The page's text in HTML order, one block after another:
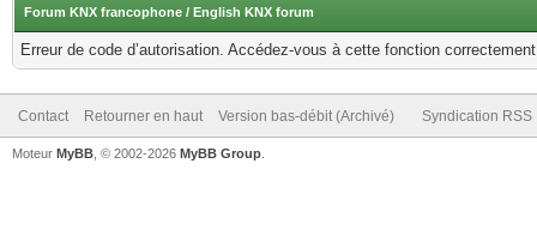
Forum KNX francophone / English KNX forum
Erreur de code d’autorisation. Accédez-vous à cette fonction
Contact Retourner en haut Version bas-débit (Archivé) Syndication RSS
Moteur MyBB , © 2002-2026 MyBB Group